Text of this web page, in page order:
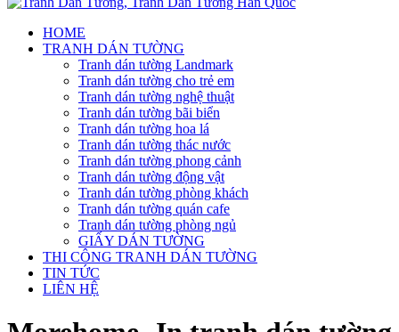
HOME
TRANH DÁN TƯỜNG
Tranh dán tường Landmark
Tranh dán tường cho trẻ em
Tranh dán tường nghệ thuật
Tranh dán tường bãi biển
Tranh dán tường hoa lá
Tranh dán tường thác nước
Tranh dán tường phong cảnh
Tranh dán tường động vật
Tranh dán tường phòng khách
Tranh dán tường quán cafe
Tranh dán tường phòng ngủ
GIẤY DÁN TƯỜNG
THI CÔNG TRANH DÁN TƯỜNG
TIN TỨC
LIÊN HỆ